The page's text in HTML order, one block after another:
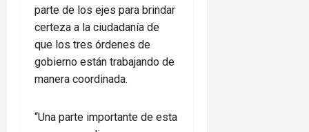
parte de los ejes para brindar
certeza a la ciudadanía de
que los tres órdenes de
gobierno están trabajando de
manera coordinada.
“Una parte importante de esta